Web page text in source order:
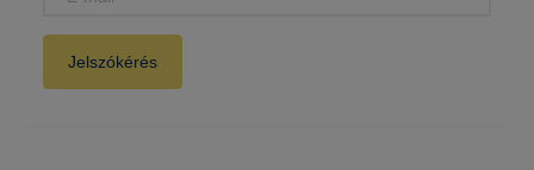
Jelszókérés